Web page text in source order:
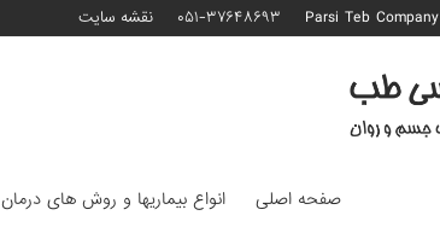
Parsi Teb Company ۰۵۱-۳۷۶۴۸۶۹۳ نقشه سایت
صفحه اصلی انواع بیماریها و روش های درمان